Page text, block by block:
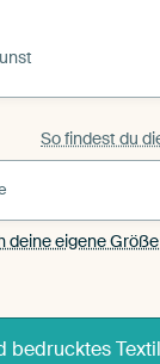
So findest du
deine eigene
bedrucktes